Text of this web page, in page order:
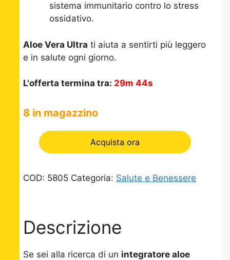
sistema immunitario contro lo stress
ossidativo.
Aloe Vera Ultra ti aiuta a sentirti più leggero
e in salute ogni giorno.
L'offerta termina tra: 29m 44s
8 in magazzino
Acquista ora
COD: 5805 Categoria: Salute e Benessere
Descrizione
Se sei alla ricerca di un integratore aloe